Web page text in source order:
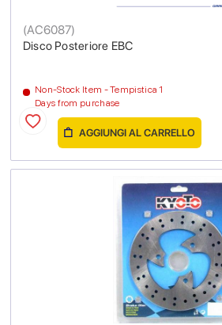
Disco Posteriore EBC
(AC6087)
Non-Stock Item - Tempistica 1
Days from purchase
AGGIUNGI AL CARRELLO